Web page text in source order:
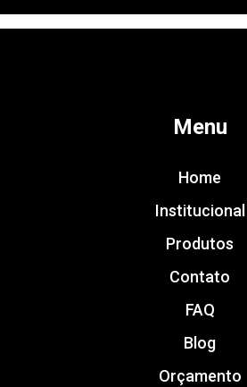
Menu
Home
Institucional
Produtos
Contato
FAQ
Blog
Orçamento